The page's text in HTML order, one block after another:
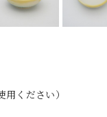
ください）